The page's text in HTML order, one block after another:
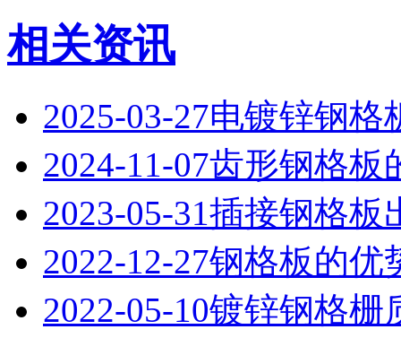
相关资讯
2025-03-27电镀锌钢格
2024-11-07齿形钢格板
2023-05-31插接钢格板
2022-12-27钢格板的优
2022-05-10镀锌钢格栅